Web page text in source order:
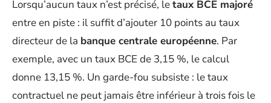
Lorsqu’aucun taux n’est précisé, letaux BCE majoré
entre en piste : il suffit d’ajouter 10 points au taux
directeur de la banque centrale européenne. Par
exemple, avec un taux BCE de 3,15 %, le calcul
donne 13,15 %. Un garde-fou subsiste : le taux
contractuel ne peut jamais être inférieur à trois fois le